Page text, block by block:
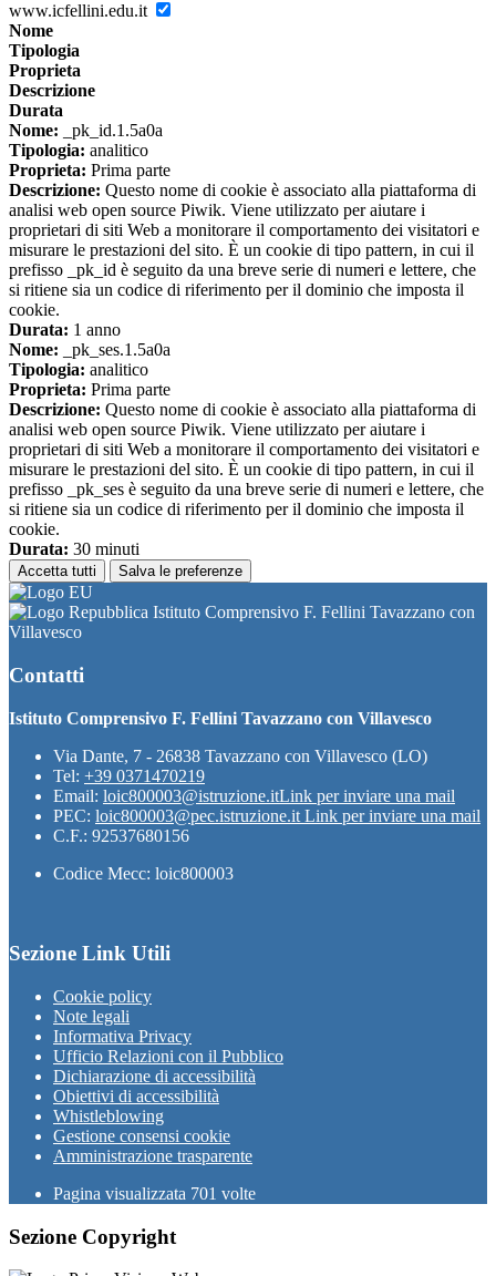
www.icfellini.edu.it
Nome
Tipologia
Proprieta
Descrizione
Durata
Nome: _pk_id.1.5a0a
Tipologia: analitico
Proprieta: Prima parte
Descrizione: Questo nome di cookie è associato alla piattaforma di
analisi web open source Piwik. Viene utilizzato per aiutare i
proprietari di siti Web a monitorare il comportamento dei visitatori e
misurare le prestazioni del sito. È un cookie di tipo pattern, in cui il
prefisso _pk_id è seguito da una breve serie di numeri e lettere, che
si ritiene sia un codice di riferimento per il dominio che imposta il
cookie.
Durata: 1 anno
Nome: _pk_ses.1.5a0a
Tipologia: analitico
Proprieta: Prima parte
Descrizione: Questo nome di cookie è associato alla piattaforma di
analisi web open source Piwik. Viene utilizzato per aiutare i
proprietari di siti Web a monitorare il comportamento dei visitatori e
misurare le prestazioni del sito. È un cookie di tipo pattern, in cui il
prefisso _pk_ses è seguito da una breve serie di numeri e lettere, che
si ritiene sia un codice di riferimento per il dominio che imposta il
cookie.
Durata: 30 minuti
Accetta tutti Salva le preferenze
Istituto Comprensivo F. Fellini Tavazzano con
Villavesco
Contatti
Istituto Comprensivo F. Fellini Tavazzano con Villavesco
Via Dante, 7 - 26838 Tavazzano con Villavesco (LO)
Tel: +39 0371470219
Email: loic800003@istruzione.itLink per inviare una mail
PEC: loic800003@pec.istruzione.it Link per inviare una mail
C.F.: 92537680156
Codice Mecc: loic800003
Sezione Link Utili
Cookie policy
Note legali
Informativa Privacy
Ufficio Relazioni con il Pubblico
Dichiarazione di accessibilità
Obiettivi di accessibilità
Whistleblowing
Gestione consensi cookie
Amministrazione trasparente
Pagina visualizzata 701 volte
Sezione Copyright